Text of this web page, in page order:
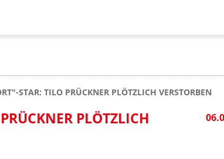
STAR: TILO PRÜCKNER PLÖTZLICH VERSTORBEN
PLÖTZLICH